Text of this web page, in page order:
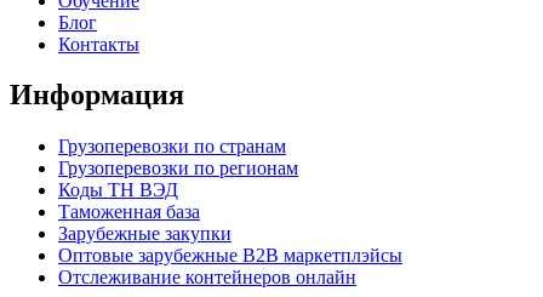
Блог
Контакты
Информация
Грузоперевозки по странам
Грузоперевозки по регионам
Коды ТН ВЭД
Таможенная база
Зарубежные закупки
Оптовые зарубежные B2B маркетплэйсы
Отслеживание контейнеров онлайн